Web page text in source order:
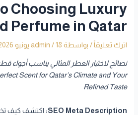
Choosing Luxury
Perfume in Qatar
اترك تعليقاً / بواسطة admin /18 يونيو 2026
Scent for Qatar’s Climate and Your
Refined Taste
SEO Meta Description: اكتشف كيف